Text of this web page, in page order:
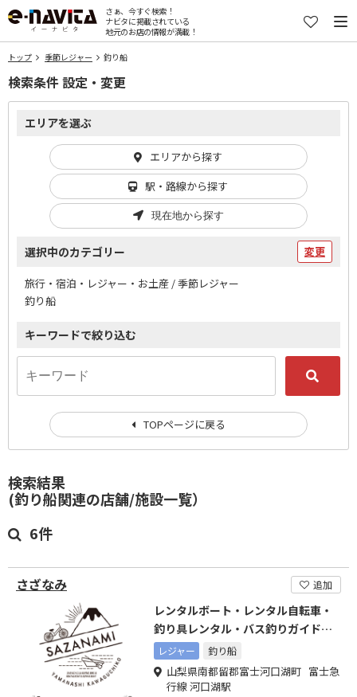
さぁ、今すぐ検索！
ナビタに掲載されている
地元のお店の情報が満載！
トップ 季節レジャー 釣り船
検索結果
(釣り船関連の店舗/施設一覧）
6件
さざなみ 追加
レンタルボート・レンタル自転車・
釣り具レンタル・バス釣りガイドな
どレジャー 釣り船
山梨県南都留郡富士河口湖町 富士急
行線 河口湖駅
検索条件 設定・変更
エリアを選ぶ
エリアから探す
駅・路線から探す
現在地から探す
選択中のカテゴリー 変更
旅行・宿泊・レジャー・お土産 / 季節レジャー
釣り船
キーワードで絞り込む
TOPページに戻る